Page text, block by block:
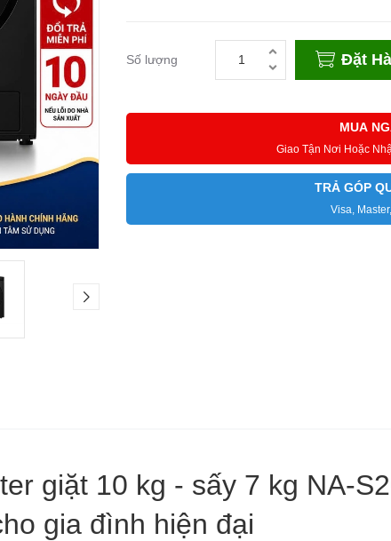
Số lượng Đặt
MUA
Giao Tận Nơi Hoặc
TRẢ GÓP
Visa,
giặt 10 kg - sấy 7 kg NA-
gia đình hiện đại